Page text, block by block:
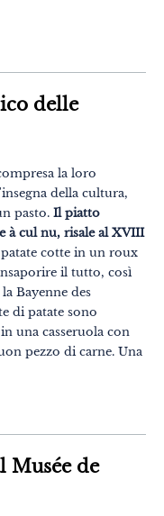
delle
la loro
della cultura,
pasto. Il piatto
à cul nu, risale al XVIII
cotte in un roux
il tutto, così
Bayenne des
di patate sono
una casseruola con
pezzo di carne. Una
Musée de